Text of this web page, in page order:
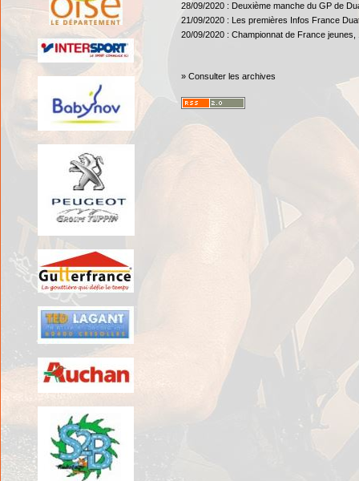
28/09/2020 : Deuxième manche du GP de
21/09/2020 : Les premières Infos France
20/09/2020 : Championnat de France
» Consulter les archives